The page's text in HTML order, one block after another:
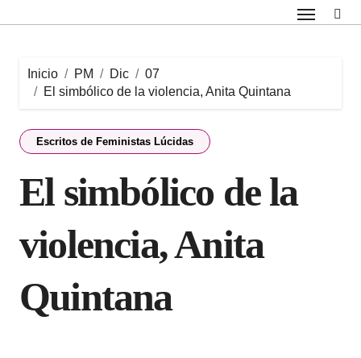
al
Inicio PM Dic
07
El simbólico de la violencia, Anita Quintana
Escritos de Feministas Lúcidas
El simbólico de la
violencia, Anita
Quintana